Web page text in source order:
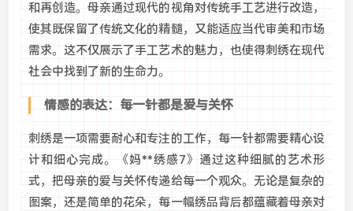
和再创造。母亲通过现代的视角对传统手工艺进行改造，
使其既保留了传统文化的精髓，又能适应当代审美和市场
需求。这不仅展示了手工艺术的魅力，也使得刺绣在现代
社会中找到了新的生命力。
情感的表达：每一针都是爱与关怀
刺绣是一项需要耐心和专注的工作，每一针都需要精心设
计和细心完成。《妈**绣感7》通过这种细腻的艺术形
式，把母亲的爱与关怀传递给每一个观众。无论是复杂的
图案，还是简单的花朵，每一幅绣品背后都蕴藏着母亲对